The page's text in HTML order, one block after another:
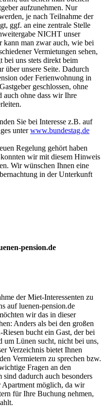
aufzunehmen. Nur
je nach Teilnahme der
ggf. an eine zentrale Stelle
NICHT unser
kann man zwar auch, wie bei
Vermietungen sehen,
bei uns stets direkt beim
über unsere Seite. Dadurch
oder Ferienwohnung in
geschlossen, ohne
auch ohne dass wir Ihre
Sie bei Interesse z.B. auf
unterwww.bundestag.de
Regelung gehört haben
wir mit diesem Hinweis
Wir wünschen Ihnen eine
in der Unterkunft
pension.de
der Miet-Interessenten zu
auf luenen-pension.de
wir das in dieser
Anders als bei den großen
bucht ein Gast, der bei
um Lünen sucht, nicht bei uns,
Verzeichnis bietet Ihnen
Vermietern zu sprechen bzw.
Fragen an den
dadurch auch besonders
Apartment möglich, da wir
für Ihre Buchung nehmen,